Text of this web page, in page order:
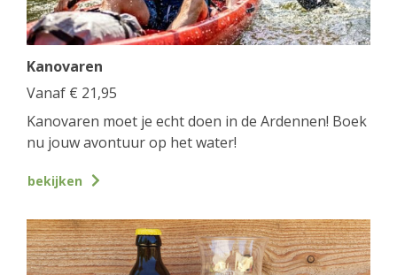
Kanovaren
Vanaf € 21,95
Kanovaren moet je echt doen in de Ardennen! Boek
nu jouw avontuur op het water!
bekijken